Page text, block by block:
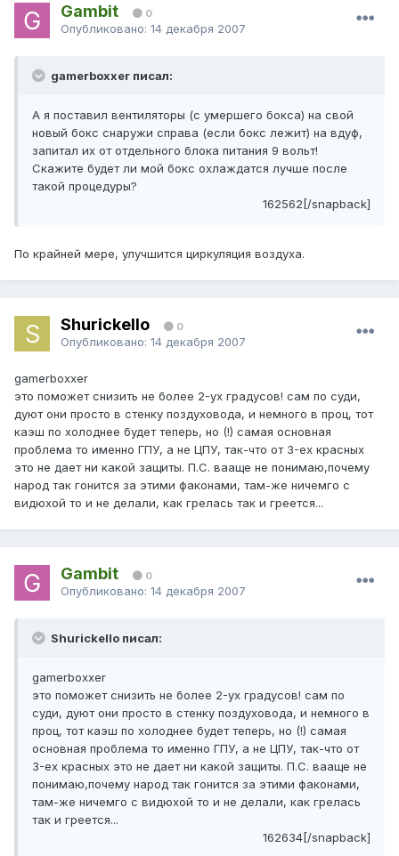
Gambit 0
Опубликовано: 14 декабря 2007
gamerboxxer писал:
А я поставил вентиляторы (с умершего бокса) на свой
новый бокс снаружи справа (если бокс лежит) на вдуф,
запитал их от отдельного блока питания 9 вольт!
Скажите будет ли мой бокс охлаждатся лучше после
такой процедуры?
162562[/snapback]
По крайней мере, улучшится циркуляция воздуха.
Shurickello 0
Опубликовано: 14 декабря 2007
gamerboxxer
это поможет снизить не более 2-ух градусов! сам по суди,
дуют они просто в стенку поздуховода, и немного в проц, тот
каэш по холоднее будет теперь, но (!) самая основная
проблема то именно ГПУ, а не ЦПУ, так-что от 3-ех красных
это не дает ни какой защиты. П.С. вааще не понимаю,почему
народ так гонится за этими факонами, там-же ничемго с
видюхой то и не делали, как грелась так и греется...
Gambit 0
Опубликовано: 14 декабря 2007
Shurickello писал:
gamerboxxer
это поможет снизить не более 2-ух градусов! сам по
суди, дуют они просто в стенку поздуховода, и немного в
проц, тот каэш по холоднее будет теперь, но (!) самая
основная проблема то именно ГПУ, а не ЦПУ, так-что от
3-ех красных это не дает ни какой защиты. П.С. вааще не
понимаю,почему народ так гонится за этими факонами,
там-же ничемго с видюхой то и не делали, как грелась
так и греется...
162634[/snapback]